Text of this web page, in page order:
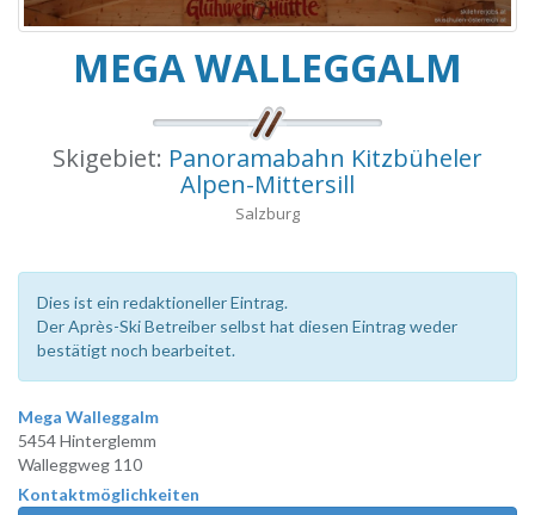
MEGA WALLEGGALM
Skigebiet: Panoramabahn Kitzbüheler
Alpen-Mittersill
Salzburg
Dies ist ein redaktioneller Eintrag.
Der Après-Ski Betreiber selbst hat diesen Eintrag weder
bestätigt noch bearbeitet.
Mega Walleggalm
5454 Hinterglemm
Walleggweg 110
Kontaktmöglichkeiten